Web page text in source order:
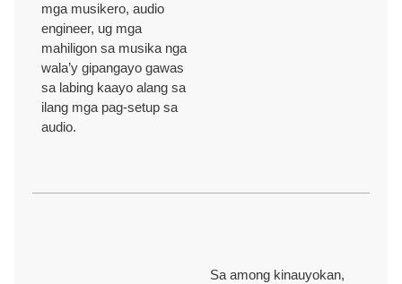
mga musikero, audio
engineer, ug mga
mahiligon sa musika nga
wala’y gipangayo gawas
sa labing kaayo alang sa
ilang mga pag-setup sa
audio.
Sa among kinauyokan,